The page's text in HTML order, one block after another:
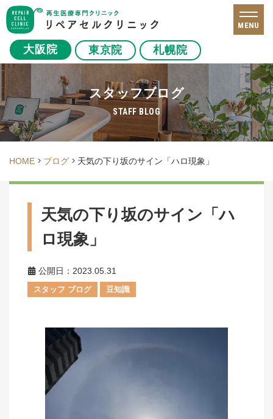
大阪院 東京院 札幌院
MENU
スタッフブログ
STAFF BLOG
HOME ブログ 天気の下り坂のサイン「ハロ現象」
天気の下り坂のサイン「ハ
ロ現象」
公開日：2023.05.31
スタッフ ブログ 豆知識